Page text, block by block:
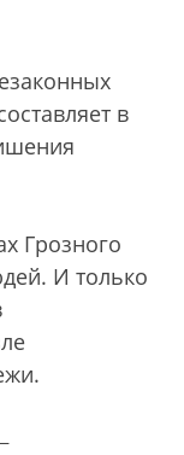
в
Грозного
И только